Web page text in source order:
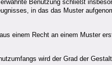
Benutzung schließt
in das das Muster
einem Recht an einem Muster
wird der Grad der